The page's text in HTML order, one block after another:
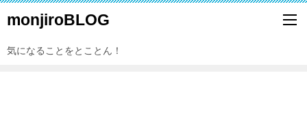
monjiroBLOG
気になることをとことん！